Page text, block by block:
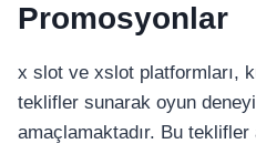
Promosyonlar
x slot ve xslot platformları,
teklifler sunarak oyun
amaçlamaktadır. Bu